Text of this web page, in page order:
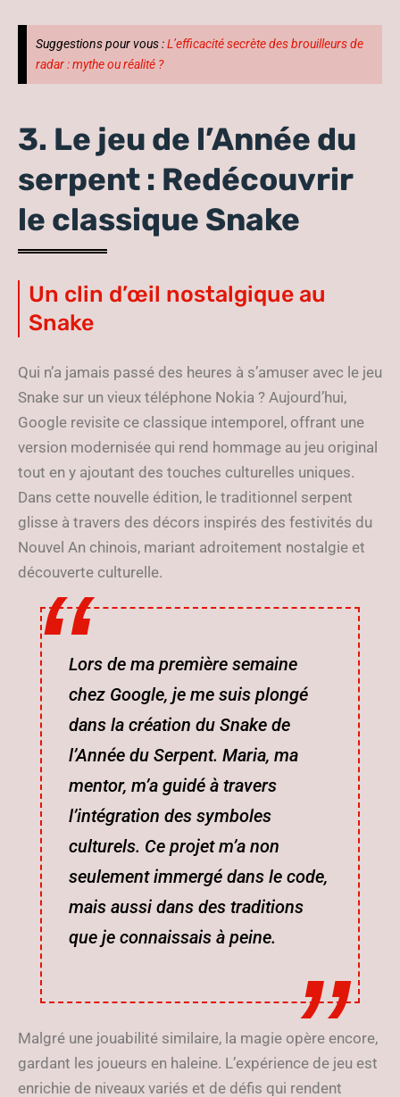
Suggestions pour vous :L’efficacité secrète des brouilleurs de
radar : mythe ou réalité ?
3. Le jeu de l’Année du
serpent : Redécouvrir
le classique Snake
Un clin d’œil nostalgique au
Snake
Qui n’a jamais passé des heures à s’amuser avec le jeu
Snake sur un vieux téléphone Nokia ? Aujourd’hui,
Google revisite ce classique intemporel, offrant une
version modernisée qui rend hommage au jeu original
tout en y ajoutant des touches culturelles uniques.
Dans cette nouvelle édition, le traditionnel serpent
glisse à travers des décors inspirés des festivités du
Nouvel An chinois, mariant adroitement nostalgie et
découverte culturelle.
Lors de ma première semaine
chez Google, je me suis plongé
dans la création du Snake de
l’Année du Serpent. Maria, ma
mentor, m’a guidé à travers
l’intégration des symboles
culturels. Ce projet m’a non
seulement immergé dans le code,
mais aussi dans des traditions
que je connaissais à peine.
Malgré une jouabilité similaire, la magie opère encore,
gardant les joueurs en haleine. L’expérience de jeu est
enrichie de niveaux variés et de défis qui rendent